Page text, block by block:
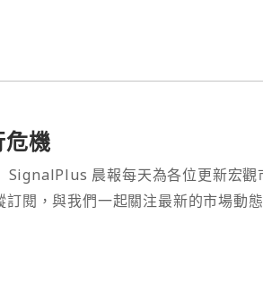
機
晨報每天為各位更新宏觀
閱，與我們一起關注最新的市場動